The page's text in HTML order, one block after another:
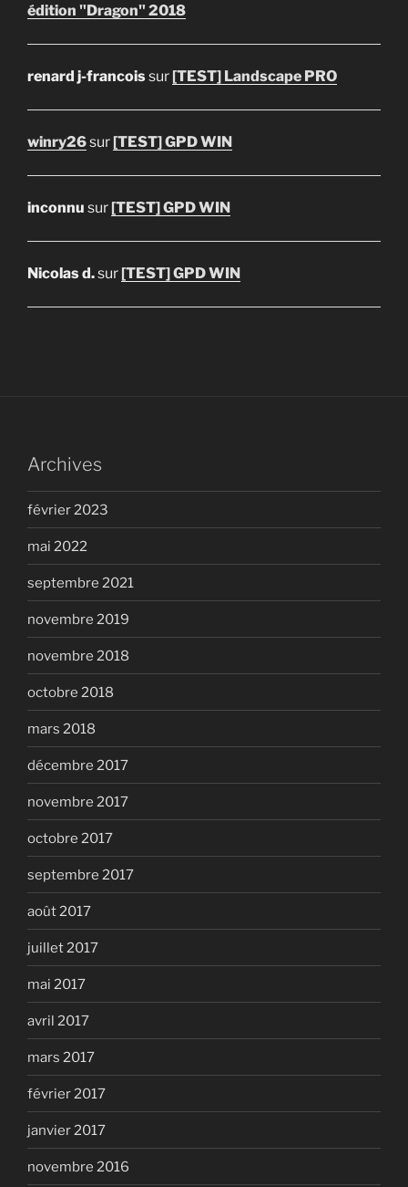
édition "Dragon" 2018
renard j-francoissur [TEST] Landscape PRO
winry26sur [TEST] GPD WIN
inconnu sur [TEST] GPD WIN
Nicolas d.sur [TEST] GPD WIN
Archives
février 2023
mai 2022
septembre 2021
novembre 2019
novembre 2018
octobre 2018
mars 2018
décembre 2017
novembre 2017
octobre 2017
septembre 2017
août 2017
juillet 2017
mai 2017
avril 2017
mars 2017
février 2017
janvier 2017
novembre 2016